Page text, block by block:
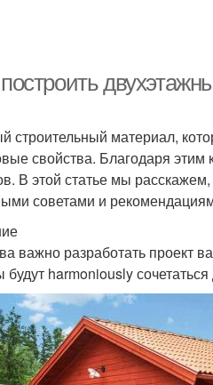
строительный материал,
свойства. Благодаря
В этой статье мы
советами и
важно разработать проект
harmoniously сочетаться